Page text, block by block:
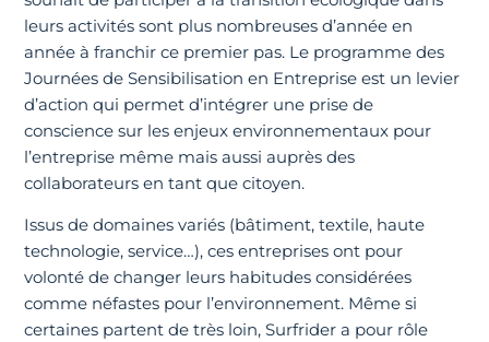
leurs activités sont plus nombreuses d’année en
année à franchir ce premier pas. Le programme des
Journées de Sensibilisation en Entreprise est un levier
d’action qui permet d’intégrer une prise de
conscience sur les enjeux environnementaux pour
l’entreprise même mais aussi auprès des
collaborateurs en tant que citoyen.
Issus de domaines variés (bâtiment, textile, haute
technologie, service…), ces entreprises ont pour
volonté de changer leurs habitudes considérées
comme néfastes pour l’environnement. Même si
certaines partent de très loin, Surfrider a pour rôle